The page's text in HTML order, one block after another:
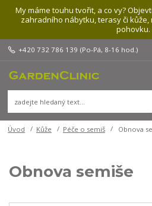
My máme touhu tvořit, a co vy?
zahradního nábytku, terasy či
pohovku.
+420 732 786 139 (Po-Pá, 8-16 hod.)
Úvod Kůže Péče o semiš Obnova
Obnova semiše